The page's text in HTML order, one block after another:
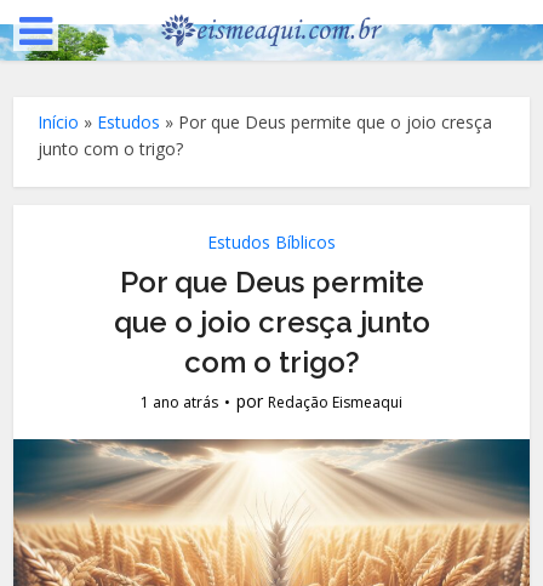
Início » Estudos » Por que Deus permite que o joio cresça
junto com o trigo?
Estudos Bíblicos
Por que Deus permite
que o joio cresça junto
com o trigo?
1 ano atrás porRedação Eismeaqui